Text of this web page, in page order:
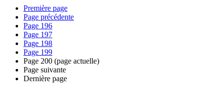
Première page
Page précédente
Page 196
Page 197
Page 198
Page 199
Page 200 (page actuelle)
Page suivante
Dernière page